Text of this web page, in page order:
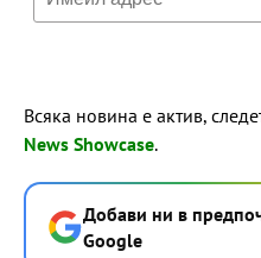
Всяка новина е актив,
News Showcase.
Добави ни в
Google